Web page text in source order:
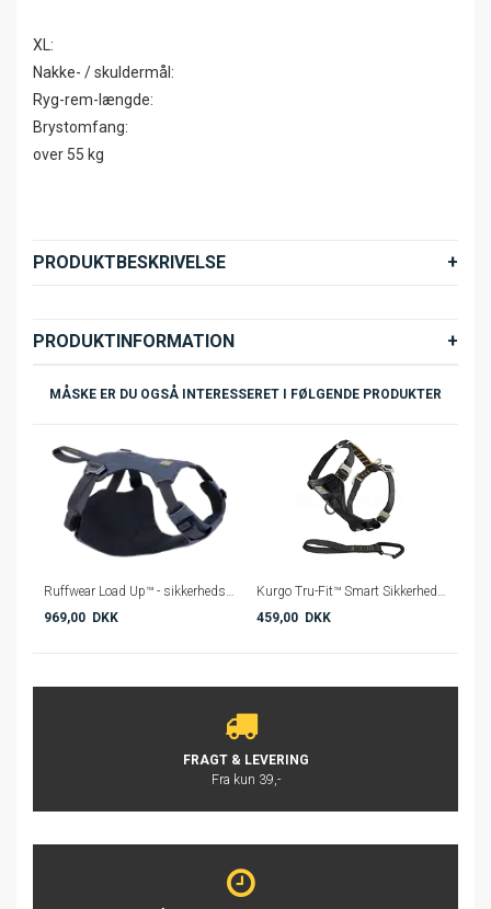
XL:
Nakke- / skuldermål:
Ryg-rem-længde:
Brystomfang:
over 55 kg
PRODUKTBESKRIVELSE
PRODUKTINFORMATION
MÅSKE ER DU OGSÅ INTERESSERET I FØLGENDE PRODUKTER
Ruffwear Load Up™ - sikkerhedssele til hund - Crashtestet
969,00 DKK
Kurgo Tru-Fit™ Smart Sikkerhedssele – Crash-testet hundesele til bil (5 størrelser)
459,00 DKK
FRAGT & LEVERING
Fra kun 39,-